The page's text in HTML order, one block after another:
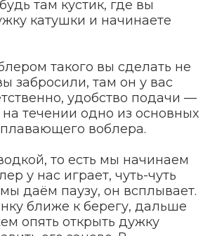
там кустик, где вы
катушки и начинаете
такого вы сделать не
забросили, там он у вас
удобство подачи —
течении одно из основных
воблера.
то есть мы начинаем
у нас играет, чуть-чуть
мы даём паузу, он всплывает.
ближе к берегу, дальше
опять открыть дужку